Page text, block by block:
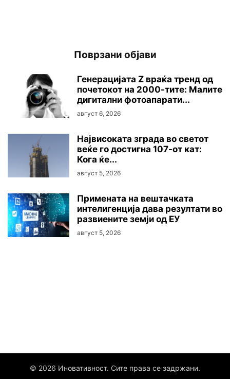
Поврзани објави
Генерацијата Z враќа тренд од
почетокот на 2000-тите: Малите
дигитални фотоапарати...
август 6, 2026
Највисоката зграда во светот
веќе го достигна 107-от кат:
Кога ќе...
август 5, 2026
Примената на вештачката
интелигенција дава резултати во
развиените земји од ЕУ
август 5, 2026
© 2026 Иновативност. Сите права се задржани.